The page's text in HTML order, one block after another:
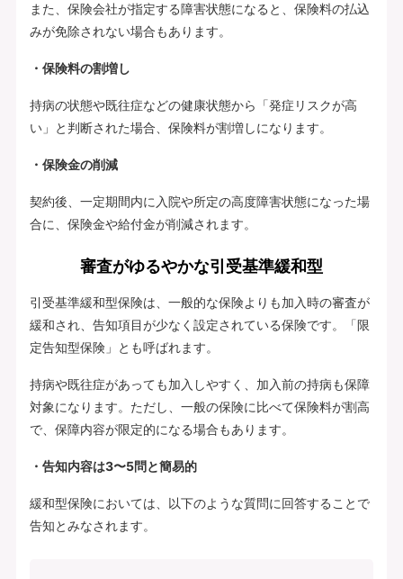
また、保険会社が指定する障害状態になると、保険料の払込
みが免除されない場合もあります。
・保険料の割増し
持病の状態や既往症などの健康状態から「発症リスクが高
い」と判断された場合、保険料が割増しになります。
・保険金の削減
契約後、一定期間内に入院や所定の高度障害状態になった場
合に、保険金や給付金が削減されます。
審査がゆるやかな引受基準緩和型
引受基準緩和型保険は、一般的な保険よりも加入時の審査が
緩和され、告知項目が少なく設定されている保険です。「限
定告知型保険」とも呼ばれます。
持病や既往症があっても加入しやすく、加入前の持病も保障
対象になります。ただし、一般の保険に比べて保険料が割高
で、保障内容が限定的になる場合もあります。
・告知内容は3〜5問と簡易的
緩和型保険においては、以下のような質問に回答することで
告知とみなされます。